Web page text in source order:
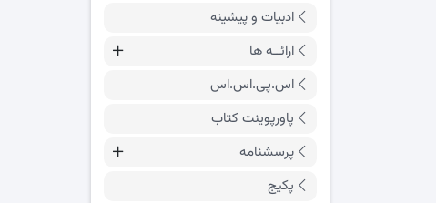
ادبیات و پیشینه
ارائــه ها
اس.پی.اس.اس
پاورپوینت کتاب
پرسشنامه
پکیج